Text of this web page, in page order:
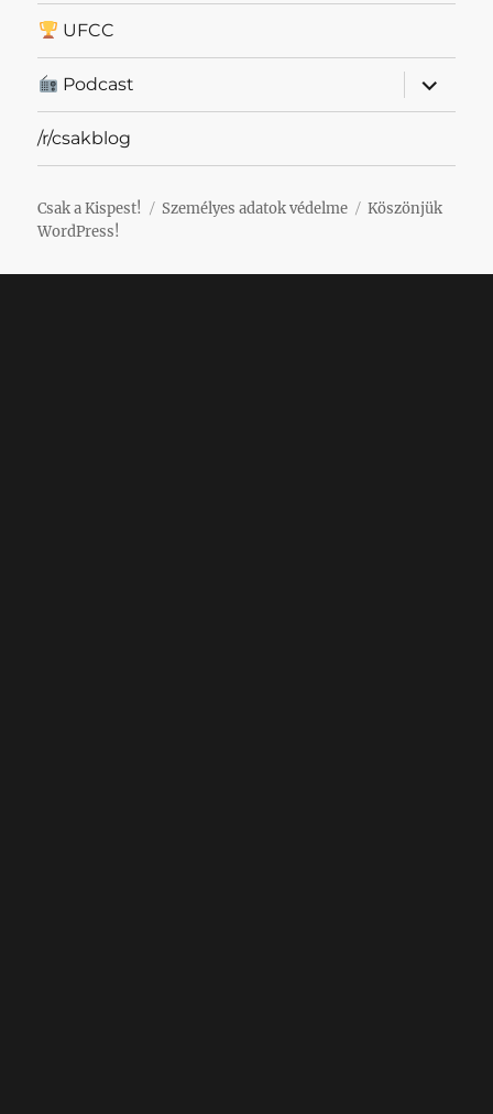
UFCC
Podcast
almenü
/r/csakblog
Csak a Kispest! Személyes adatok védelme
Köszönjük
WordPress!